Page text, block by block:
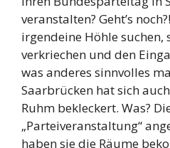
veranstalten? Geht’s
irgendeine Höhle suchen,
verkriechen und den
was anderes sinnvolles
Saarbrücken hat sich
Ruhm bekleckert. Was?
„Parteiveranstaltung“
haben sie die Räume